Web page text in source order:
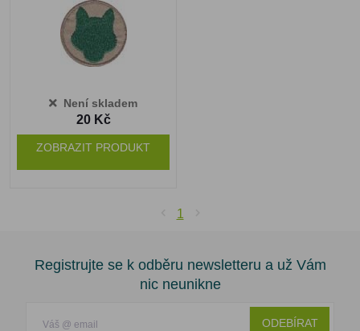
Není skladem
20 Kč
ZOBRAZIT PRODUKT
1
Registrujte se k odběru newsletteru a už Vám
nic neunikne
ODEBÍRAT